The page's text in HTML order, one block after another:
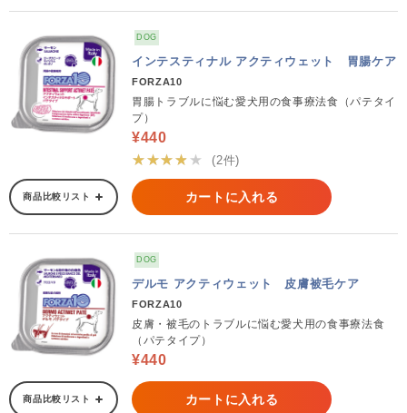
DOG
インテスティナル アクティウェット 胃腸ケア
FORZA10
胃腸トラブルに悩む愛犬用の食事療法食（パテタイ
プ）
¥440
★★★★★
(2件)
商品比較リスト カートに入れる
DOG
デルモ アクティウェット 皮膚被毛ケア
FORZA10
皮膚・被毛のトラブルに悩む愛犬用の食事療法食
（パテタイプ）
¥440
商品比較リスト カートに入れる